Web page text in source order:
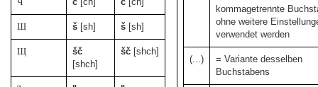
kommagetrennte
ohne weitere
verwendet werden
(...)
= Variante desselben
Buchstabens
Ш š [sh] š [sh]
Щ
šč
[shch]
šč [shch]